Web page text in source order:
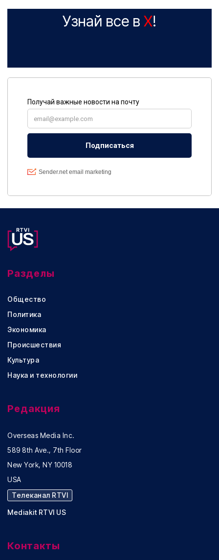
Узнай все в X!
Разделы
Общество
Политика
Экономика
Происшествия
Культура
Наука и технологии
Редакция
Overseas Media Inc.
589 8th Ave., 7th Floor
New York, NY 10018
USA
Телеканал RTVI
Mediakit RTVI US
Контакты